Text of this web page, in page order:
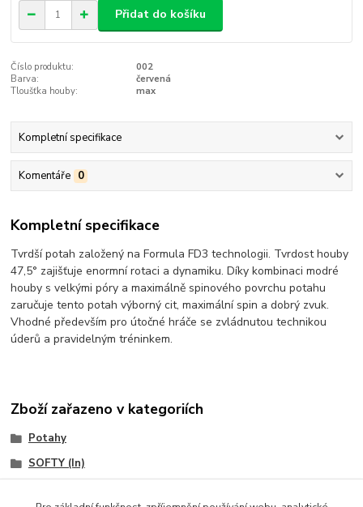
Přidat do košíku
Číslo produktu:
002
Barva:
červená
Tloušťka houby:
max
Kompletní specifikace
Komentáře 0
Kompletní specifikace
Tvrdší potah založený na Formula FD3 technologii. Tvrdost houby
47,5° zajišťuje enormní rotaci a dynamiku. Díky kombinaci modré
houby s velkými póry a maximálně spinového povrchu potahu
zaručuje tento potah výborný cit, maximální spin a dobrý zvuk.
Vhodné především pro útočné hráče se zvládnutou technikou
úderů a pravidelným tréninkem.
Zboží zařazeno v kategoriích
Potahy
SOFTY (In)